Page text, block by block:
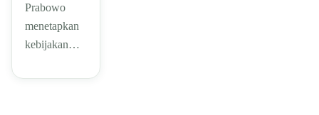
Prabowo
menetapkan
kebijakan…